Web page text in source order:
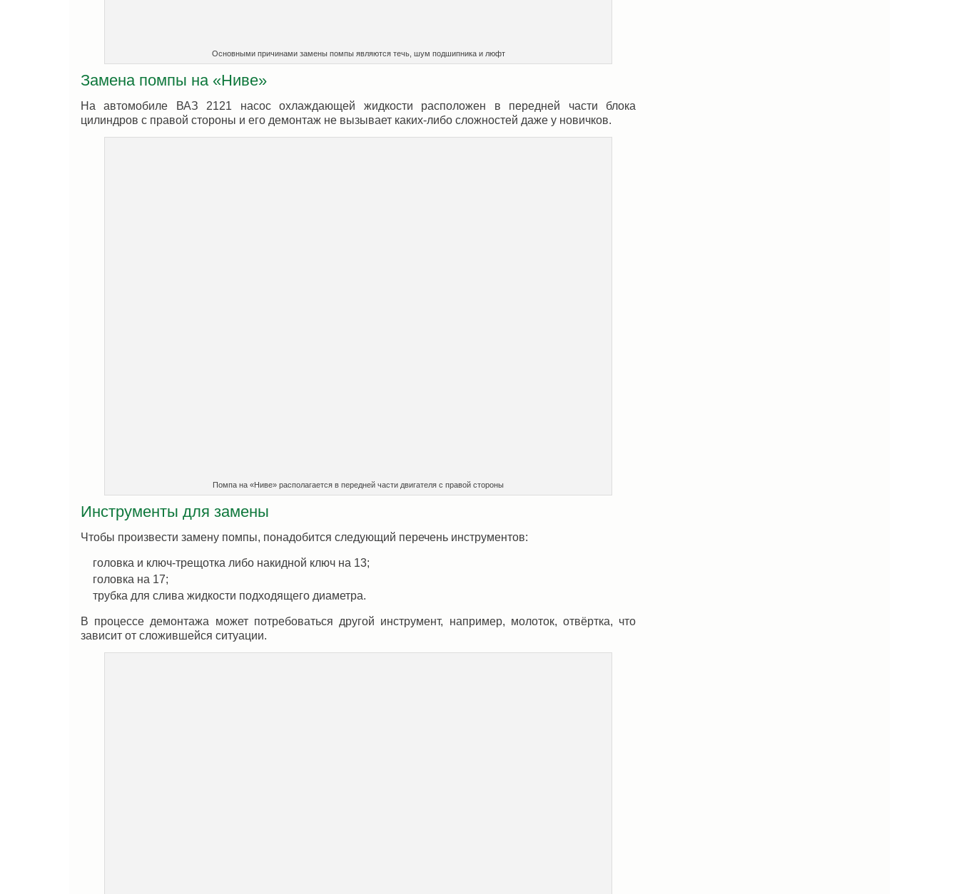
Основными причинами замены помпы являются течь, шум подшипника и люфт
Замена помпы на «Ниве»
На автомобиле ВАЗ 2121 насос охлаждающей жидкости расположен в передней части блока
цилиндров с правой стороны и его демонтаж не вызывает каких-либо сложностей даже у новичков.
Помпа на «Ниве» располагается в передней части двигателя с правой стороны
Инструменты для замены
Чтобы произвести замену помпы, понадобится следующий перечень инструментов:
головка и ключ-трещотка либо накидной ключ на 13;
головка на 17;
трубка для слива жидкости подходящего диаметра.
В процессе демонтажа может потребоваться другой инструмент, например, молоток, отвёртка, что
зависит от сложившейся ситуации.